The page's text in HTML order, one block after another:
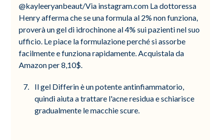
@kayleeryanbeaut/Via instagram.com La dottoressa
Henry afferma che se una formula al 2% non funziona,
proverà un gel di idrochinone al 4% sui pazienti nel suo
ufficio. Le piace la formulazione perché si assorbe
facilmente e funziona rapidamente. Acquistala da
Amazon per 8,10$.
Il gel Differin è un potente antinfiammatorio,
quindi aiuta a trattare l'acne residua e schiarisce
gradualmente le macchie scure.